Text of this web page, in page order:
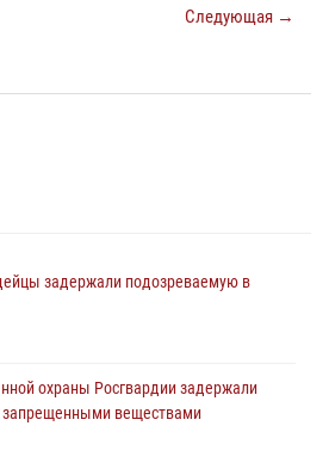
Следующая →
задержали подозреваемую в
охраны Росгвардии задержали
запрещенными веществами